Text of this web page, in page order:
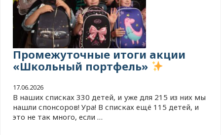
Промежуточные итоги акции
«Школьный портфель»
17.06.2026
В наших списках 330 детей, и уже для 215 из них мы
нашли спонсоров! Ура! В списках ещё 115 детей, и
это не так много, если …